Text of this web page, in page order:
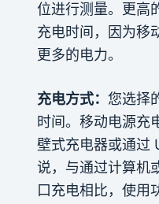
位进行测量。更高
充电时间，因为移
更多的电力。
充电方式： 您选择
时间。移动电源充
壁式充电器或通过
说，与通过计算机
口充电相比，使用